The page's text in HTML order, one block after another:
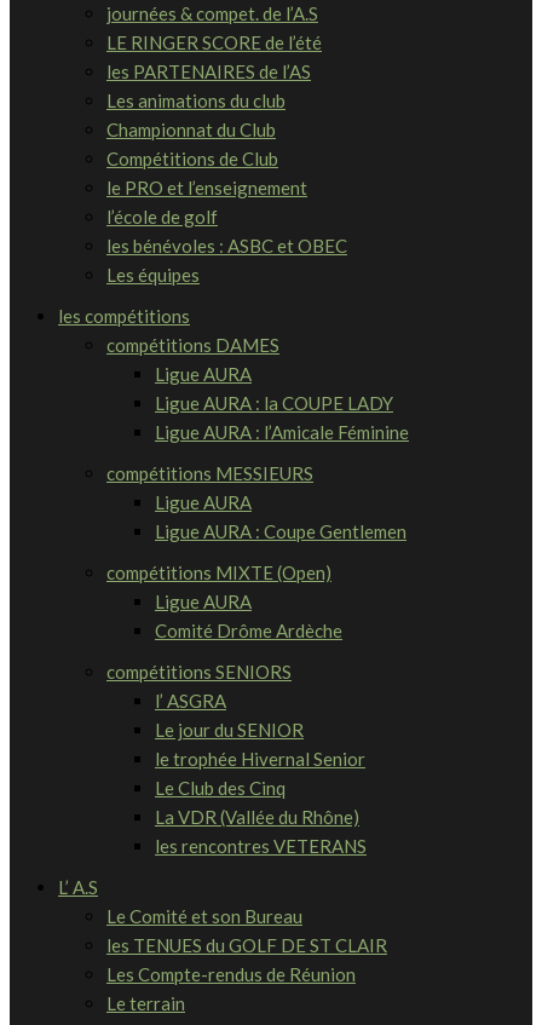
journées & compet. de l’A.S
LE RINGER SCORE de l’été
les PARTENAIRES de l’AS
Les animations du club
Championnat du Club
Compétitions de Club
le PRO et l’enseignement
l’école de golf
les bénévoles : ASBC et OBEC
Les équipes
les compétitions
compétitions DAMES
Ligue AURA
Ligue AURA : la COUPE LADY
Ligue AURA : l’Amicale Féminine
compétitions MESSIEURS
Ligue AURA
Ligue AURA : Coupe Gentlemen
compétitions MIXTE (Open)
Ligue AURA
Comité Drôme Ardèche
compétitions SENIORS
l’ ASGRA
Le jour du SENIOR
le trophée Hivernal Senior
Le Club des Cinq
La VDR (Vallée du Rhône)
les rencontres VETERANS
L’ A.S
Le Comité et son Bureau
les TENUES du GOLF DE ST CLAIR
Les Compte-rendus de Réunion
Le terrain